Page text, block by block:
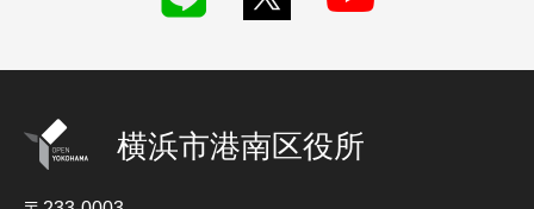
横浜市港南区役所